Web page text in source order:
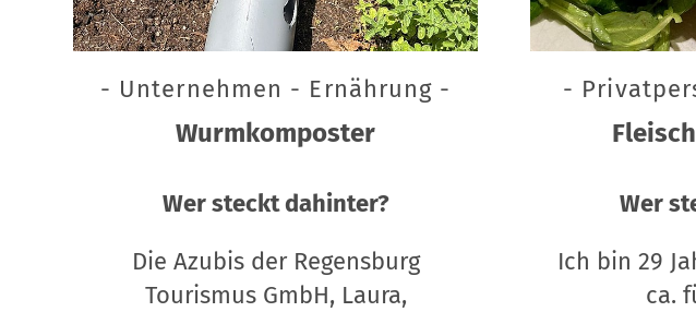
- Unternehmen - Ernährung -
Wurmkomposter
Wer steckt dahinter?
Die Azubis der Regensburg
Tourismus GmbH, Laura,
-
Wer
Ich bin 29
ca.